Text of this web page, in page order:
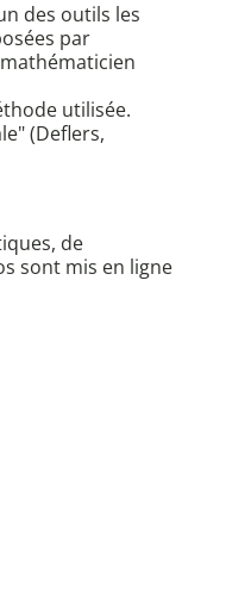
des outils les
par
utilisée.
(Deflers,
de
sont mis en ligne